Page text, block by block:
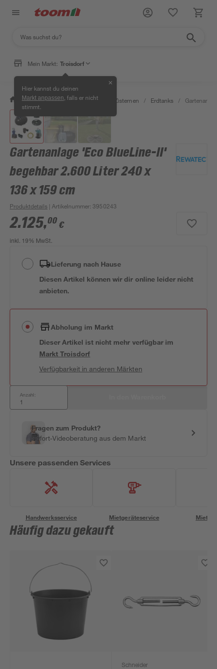
Mein Markt: Troisdorf
Hier kannst du deinen
Markt anpassen , falls er nicht
stimmt.
✕
/ Garten & Freizeit / Erdtanks & Zisternen / Erdtanks /
Gartenanlage 'Eco BlueLine-II'
begehbar 2.600 Liter 240 x
136 x 159 cm
Produktdetails | Artikelnummer:3950243
2.125,00 €
inkl. 19% MwSt.
Lieferung nach Hause
Diesen Artikel können wir dir online leider nicht
anbieten.
Abholung im Markt
Dieser Artikel ist nicht mehr verfügbar im
MarktTroisdorf
Verfügbarkeit in anderen Märkten
Anzahl:
Fragen zum Produkt?
Sofort-Videoberatung aus dem Markt
Unsere passenden Services
Handwerksservice Mietgeräteservice
Häufig dazu gekauft
Schneider